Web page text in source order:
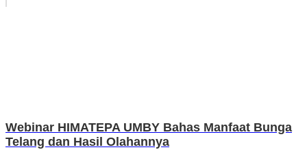
Webinar HIMATEPA UMBY Bahas Manfaat Bunga
Telang dan Hasil Olahannya